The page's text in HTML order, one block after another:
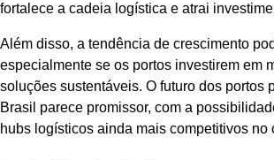
fortalece a cadeia logística e atrai
Além disso, a tendência de crescimento
especialmente se os portos investirem em
soluções sustentáveis. O futuro dos portos
Brasil parece promissor, com a
hubs logísticos ainda mais competitivos no